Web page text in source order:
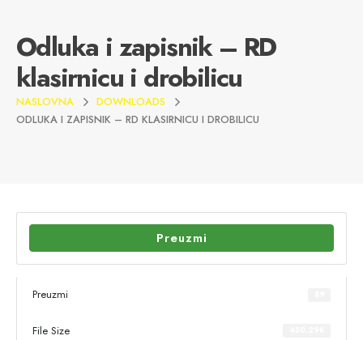
Odluka i zapisnik – RD
klasirnicu i drobilicu
NASLOVNA
DOWNLOADS
ODLUKA I ZAPISNIK – RD KLASIRNICU I DROBILICU
Preuzmi
Preuzmi
File Size